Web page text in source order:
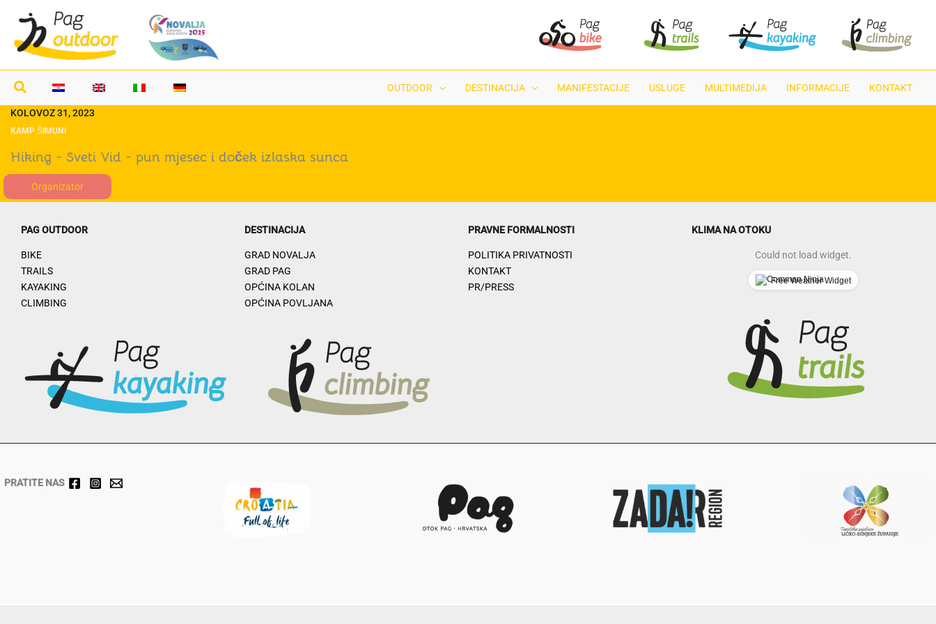
sadržaj
OUTDOOR DESTINACIJA MANIFESTACIJE USLUGE MULTIMEDIJA INFORMACIJE KONTAKT
KOLOVOZ 31, 2023
KAMP ŠIMUNI
Hiking - Sveti Vid - pun mjesec i doček izlaska sunca
Organizator
PAG OUTDOOR
BIKE
TRAILS
KAYAKING
CLIMBING
DESTINACIJA
GRAD NOVALJA
GRAD PAG
OPĆINA KOLAN
OPĆINA POVLJANA
PRAVNE FORMALNOSTI
POLITIKA PRIVATNOSTI
KONTAKT
PR/PRESS
KLIMA NA OTOKU
Could not load widget.
Free Weather Widget
PRATITE NAS